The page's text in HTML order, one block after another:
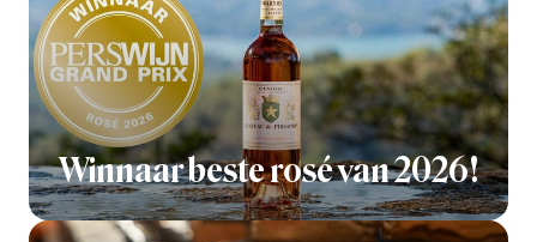
Winnaar beste rosé van 2026!